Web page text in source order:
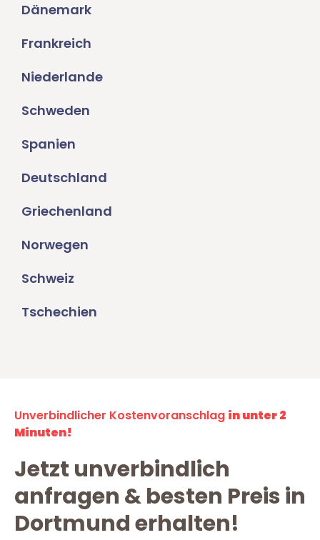
Dänemark
Frankreich
Niederlande
Schweden
Spanien
Deutschland
Griechenland
Norwegen
Schweiz
Tschechien
Unverbindlicher Kostenvoranschlag in unter 2
Minuten!
Jetzt unverbindlich
anfragen & besten Preis in
Dortmund erhalten!